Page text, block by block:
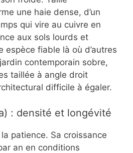
une haie dense, d’un
qui vire au cuivre en
aux sols lourds et
espèce fiable là où d’autres
contemporain sobre,
taillée à angle droit
difficile à égaler.
: densité et longévité
la patience. Sa croissance
an en conditions